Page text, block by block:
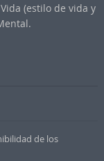
(estilo de vida y
de los